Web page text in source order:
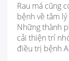
Rau má cũng
bệnh về tâm
Những thành
cải thiện trí
điều trị bệnh